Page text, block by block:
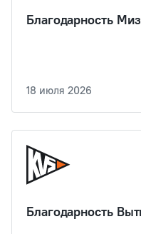
Благодарность
18 июля 2026
Благодарность